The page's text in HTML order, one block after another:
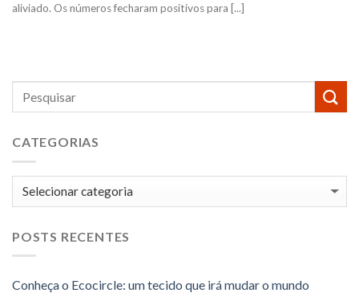
CATEGORIAS
Categorias
POSTS RECENTES
Conheça o Ecocircle: um tecido que irá mudar o mundo
aliviado. Os números fecharam positivos para [...]